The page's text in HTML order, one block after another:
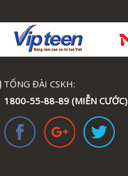
TỔNG ĐÀI CSKH:
1800-55-88-89 (MIỄN CƯỚC)